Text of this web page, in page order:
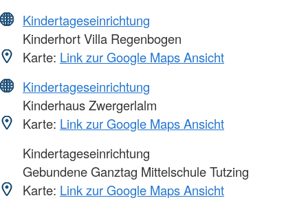
Kindertageseinrichtung
Kinderhort Villa Regenbogen
Karte: Link zur Google Maps Ansicht
Kindertageseinrichtung
Kinderhaus Zwergerlalm
Karte: Link zur Google Maps Ansicht
Kindertageseinrichtung
Gebundene Ganztag Mittelschule Tutzing
Karte: Link zur Google Maps Ansicht